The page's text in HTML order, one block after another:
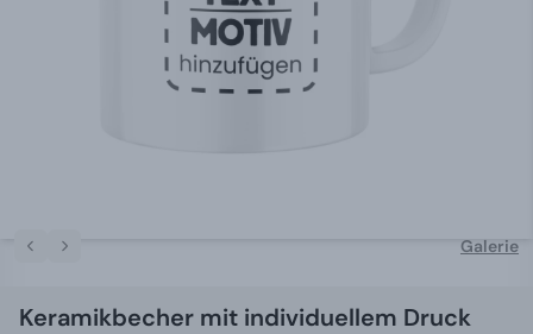
Galerie
Keramikbecher mit individuellem Druck